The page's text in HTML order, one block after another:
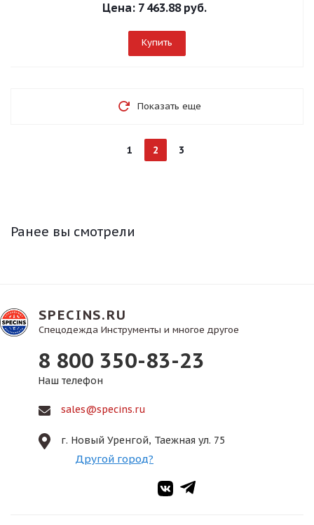
Цена: 7 463.88 руб.
Купить
Показать еще
1 2 3
Ранее вы смотрели
SPECINS.RU
Спецодежда Инструменты и многое другое
8 800 350-83-23
Наш телефон
sales@specins.ru
г. Новый Уренгой, Таежная ул. 75
Другой город?